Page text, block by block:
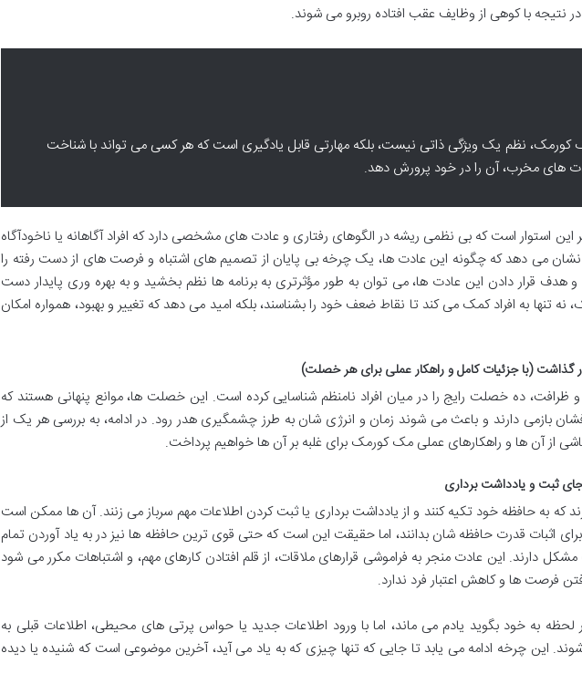
نتیجه با کوهی از وظایف عقب افتاده روبرو می شوند.
کورمک، نظم یک ویژگی ذاتی نیست، بلکه مهارتی قابل یادگیری است که هر کسی می تواند با شناخت
های مخرب، آن را در خود پرورش دهد.
استوار است که بی نظمی ریشه در الگوهای رفتاری و عادت های مشخصی دارد که افراد آگاهانه یا ناخودآگاه
نشان می دهد که چگونه این عادت ها، یک چرخه بی پایان از تصمیم های اشتباه و فرصت های از دست رفته را
و هدف قرار دادن این عادت ها، می توان به طور مؤثرتری به برنامه ها نظم بخشید و به بهره وری پایدار دست
تنها به افراد کمک می کند تا نقاط ضعف خود را بشناسند، بلکه امید می دهد که تغییر و بهبود، همواره امکان
ده خصلت رایج را در میان افراد نامنظم شناسایی کرده است. این خصلت ها، موانع پنهانی هستند که
بازمی دارند و باعث می شوند زمان و انرژی شان به طرز چشمگیری هدر رود. در ادامه، به بررسی هر یک از
از آن ها و راهکارهای عملی مک کورمک برای غلبه بر آن ها خواهیم پرداخت.
که به حافظه خود تکیه کنند و از یادداشت برداری یا ثبت کردن اطلاعات مهم سرباز می زنند. آن ها ممکن است
اثبات قدرت حافظه شان بدانند، اما حقیقت این است که حتی قوی ترین حافظه ها نیز در به یاد آوردن تمام
دارند. این عادت منجر به فراموشی قرارهای ملاقات، از قلم افتادن کارهای مهم، و اشتباهات مکرر می شود
فرصت ها و کاهش اعتبار فرد ندارد.
به خود بگوید یادم می ماند، اما با ورود اطلاعات جدید یا حواس پرتی های محیطی، اطلاعات قبلی به
این چرخه ادامه می یابد تا جایی که تنها چیزی که به یاد می آید، آخرین موضوعی است که شنیده یا دیده